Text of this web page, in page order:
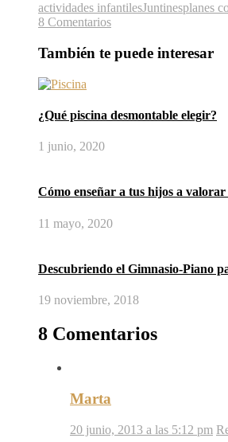
actividades infantilesJuntinesplanes
8 Comentarios
También te puede interesar
¿Qué piscina desmontable elegir?
1 junio, 2020
Cómo enseñar a tus hijos a
11 mayo, 2020
Descubriendo el Gimnasio-Piano
19 noviembre, 2018
8 Comentarios
Marta
20 junio, 2013 a las 5:12 pm